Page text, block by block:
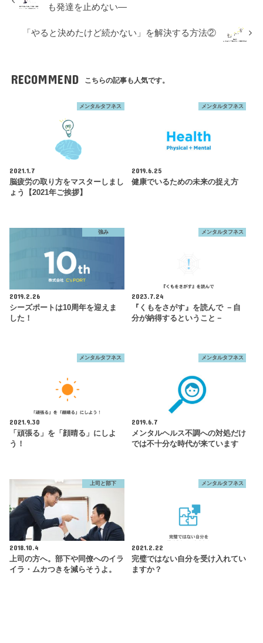
も発達を止めない―
「やると決めたけど続かない」を解決する方法②
RECOMMEND こちらの記事も人気です。
メンタルタフネス
2021.1.7
脳疲労の取り方をマスターしまし
ょう【2021年ご挨拶】
メンタルタフネス
2019.6.25
健康でいるための未来の捉え方
強み
2019.2.26
シーズポートは10周年を迎えま
した！
メンタルタフネス
2023.7.24
『くもをさがす』を読んで －自
分が納得するということ－
メンタルタフネス
2021.9.30
「頑張る」を「顔晴る」にしよ
う！
メンタルタフネス
2019.6.7
メンタルヘルス不調への対処だけ
では不十分な時代が来ています
上司と部下
2018.10.4
上司の方へ。部下や同僚へのイラ
イラ・ムカつきを減らそうよ。
メンタルタフネス
2021.2.22
完璧ではない自分を受け入れてい
ますか？